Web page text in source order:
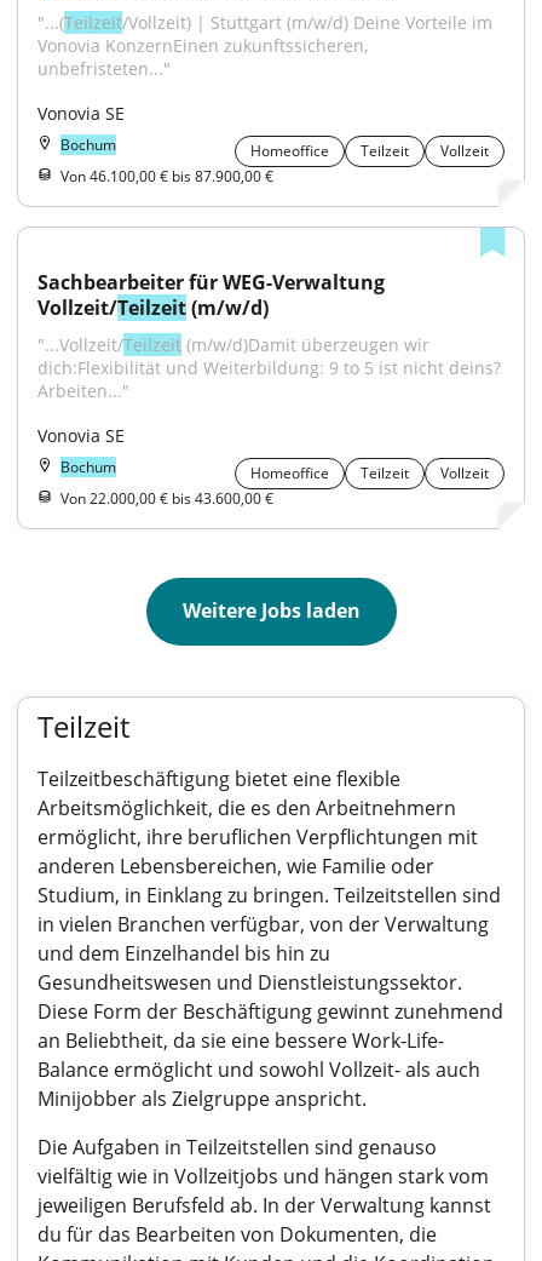
"...(Teilzeit/Vollzeit) | Stuttgart (m/w/d) Deine Vorteile im
Vonovia KonzernEinen zukunftssicheren,
unbefristeten..."
Vonovia SE
Bochum Homeoffice Teilzeit
Vollzeit
Von 46.100,00 € bis 87.900,00 €
Sachbearbeiter für WEG-Verwaltung
Vollzeit/Teilzeit (m/w/d)
"...Vollzeit/Teilzeit (m/w/d)Damit überzeugen wir
dich:Flexibilität und Weiterbildung: 9 to 5 ist nicht deins?
Arbeiten..."
Vonovia SE
Bochum Homeoffice Teilzeit
Vollzeit
Von 22.000,00 € bis 43.600,00 €
Weitere Jobs laden
Teilzeit
Teilzeitbeschäftigung bietet eine flexible
Arbeitsmöglichkeit, die es den Arbeitnehmern
ermöglicht, ihre beruflichen Verpflichtungen mit
anderen Lebensbereichen, wie Familie oder
Studium, in Einklang zu bringen. Teilzeitstellen sind
in vielen Branchen verfügbar, von der Verwaltung
und dem Einzelhandel bis hin zu
Gesundheitswesen und Dienstleistungssektor.
Diese Form der Beschäftigung gewinnt zunehmend
an Beliebtheit, da sie eine bessere Work-Life-
Balance ermöglicht und sowohl Vollzeit- als auch
Minijobber als Zielgruppe anspricht.
Die Aufgaben in Teilzeitstellen sind genauso
vielfältig wie in Vollzeitjobs und hängen stark vom
jeweiligen Berufsfeld ab. In der Verwaltung kannst
du für das Bearbeiten von Dokumenten, die